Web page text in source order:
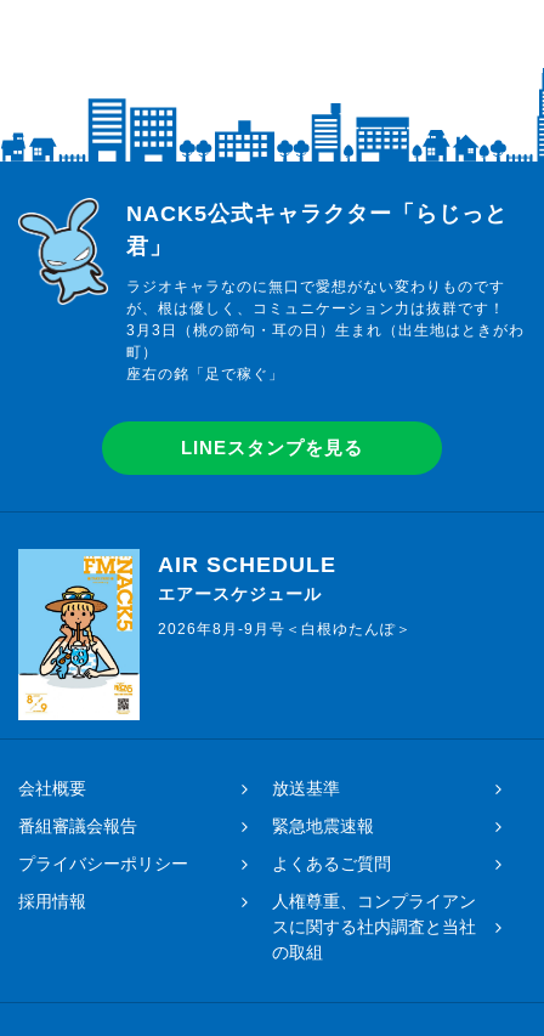
らじっと君
NACK5公式キャラクター「らじっと
君」
ラジオキャラなのに無口で愛想がない変わりものです
が、根は優しく、コミュニケーション力は抜群です！
3月3日（桃の節句・耳の日）生まれ（出生地はときがわ
町）
座右の銘「足で稼ぐ」
LINEスタンプを見る
AIR SCHEDULE
エアースケジュール
2026年8月-9月号＜白根ゆたんぽ＞
会社概要
放送基準
番組審議会報告
緊急地震速報
プライバシーポリシー
よくあるご質問
採用情報
人権尊重、コンプライアン
スに関する社内調査と当社
の取組